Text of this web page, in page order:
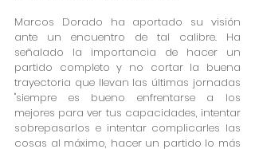
Marcos Dorado ha aportado su visión
ante un encuentro de tal calibre. Ha
señalado la importancia de hacer un
partido completo y no cortar la buena
trayectoria que llevan las últimas jornadas
"siempre es bueno enfrentarse a los
mejores para ver tus capacidades, intentar
sobrepasarlos e intentar complicarles las
cosas al máximo, hacer un partido lo más